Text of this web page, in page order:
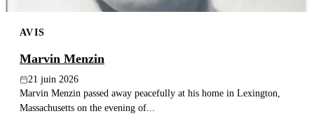
AVIS
Marvin Menzin
21 juin 2026
Marvin Menzin passed away peacefully at his home in Lexington,
Massachusetts on the evening of...